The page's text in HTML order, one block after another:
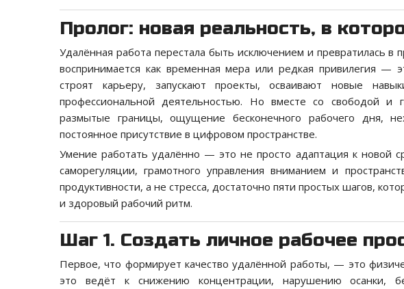
Пролог: новая реальность, в
Удалённая работа перестала быть исключением и превратилась
воспринимается как временная мера или редкая привилегия
строят карьеру, запускают проекты, осваивают новые
профессиональной деятельностью. Но вместе со свободой и
размытые границы, ощущение бесконечного рабочего дня,
постоянное присутствие в цифровом пространстве.
Умение работать удалённо — это не просто адаптация к новой
саморегуляции, грамотного управления вниманием и
продуктивности, а не стресса, достаточно пяти простых шагов,
и здоровый рабочий ритм.
Шаг 1. Создать личное рабочее
Первое, что формирует качество удалённой работы, — это
это ведёт к снижению концентрации, нарушению осанки,